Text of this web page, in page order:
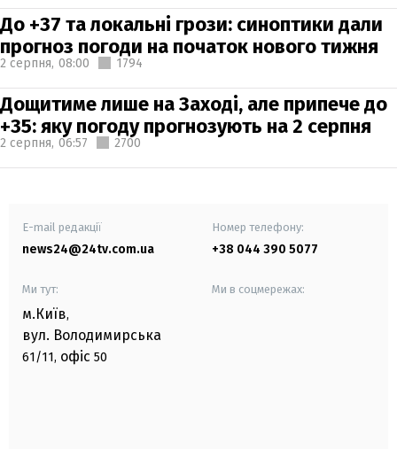
До +37 та локальні грози: синоптики дали
прогноз погоди на початок нового тижня
2 серпня, 08:00 1794
Дощитиме лише на Заході, але припече до
+35: яку погоду прогнозують на 2 серпня
2 серпня, 06:57 2700
E-mail редакції
news24@24tv.com.ua
Номер телефону:
+38 044 390 5077
Ми тут:
м.Київ,
вул. Володимирська
61/11, офіс 50
Ми в соцмережах: